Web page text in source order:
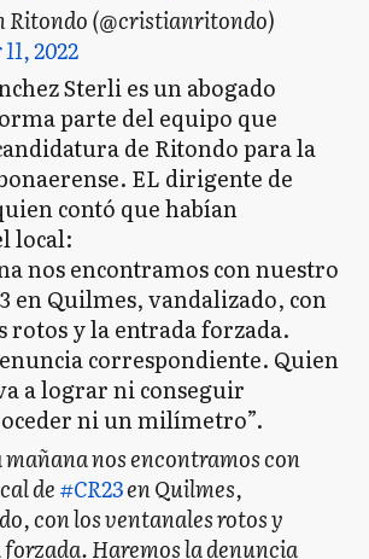
(@cristianritondo)
2022
Sterli es un abogado
parte del equipo que
de Ritondo para la
EL dirigente de
contó que habían
local:
nos encontramos con nuestro
en Quilmes, vandalizado, con
rotos y la entrada forzada.
correspondiente. Quien
a lograr ni conseguir
ni un milímetro”.
mañana nos encontramos con
de#CR23en Quilmes,
con los ventanales rotos y
Haremos la denuncia